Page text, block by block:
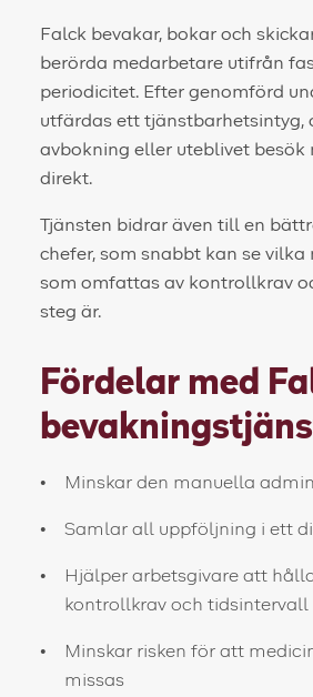
Falck bevakar, bokar och
berörda medarbetare utifrån
periodicitet. Efter genomförd
utfärdas ett tjänstbarhetsintyg,
avbokning eller uteblivet besök
direkt.
Tjänsten bidrar även till en
chefer, som snabbt kan se vilka
som omfattas av kontrollkrav
steg är.
Fördelar med
Minskar den manuella
Samlar all uppföljning i ett
Hjälper arbetsgivare att
kontrollkrav och tidsintervall
Minskar risken för att
missas